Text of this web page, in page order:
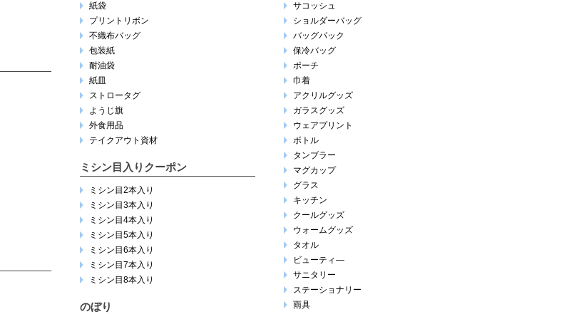
紙袋
プリントリボン
不織布バッグ
包装紙
耐油袋
紙皿
ストロータグ
ようじ旗
外食用品
テイクアウト資材
ミシン目入りクーポン
ミシン目2本入り
ミシン目3本入り
ミシン目4本入り
ミシン目5本入り
ミシン目6本入り
ミシン目7本入り
ミシン目8本入り
のぼり
サコッシュ
ショルダーバッグ
バッグパック
保冷バッグ
ポーチ
巾着
アクリルグッズ
ガラスグッズ
ウェアプリント
ボトル
タンブラー
マグカップ
グラス
キッチン
クールグッズ
ウォームグッズ
タオル
ビューティ―
サニタリー
ステーショナリー
雨具